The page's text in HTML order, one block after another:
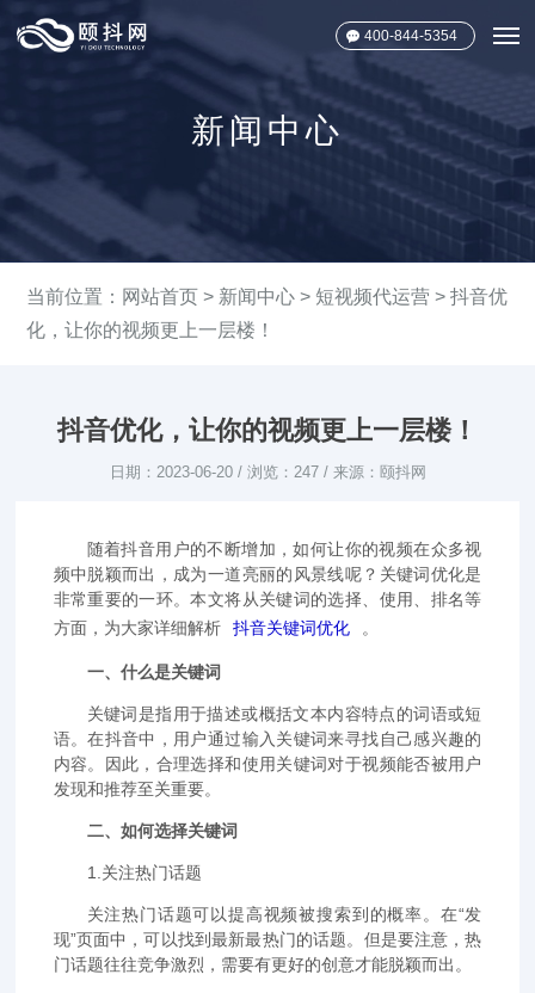
400-844-5354
新闻中心
当前位置： 网站首页 > 新闻中心 > 短视频代运营 > 抖音优
化，让你的视频更上一层楼！
抖音优化，让你的视频更上一层楼！
日期：2023-06-20 / 浏览：247 / 来源：颐抖网
随着抖音用户的不断增加，如何让你的视频在众多视
频中脱颖而出，成为一道亮丽的风景线呢？关键词优化是
非常重要的一环。本文将从关键词的选择、使用、排名等
方面，为大家详细解析
抖音关键词优化 。
一、什么是关键词
关键词是指用于描述或概括文本内容特点的词语或短
语。在抖音中，用户通过输入关键词来寻找自己感兴趣的
内容。因此，合理选择和使用关键词对于视频能否被用户
发现和推荐至关重要。
二、如何选择关键词
1.关注热门话题
关注热门话题可以提高视频被搜索到的概率。在“发
现”页面中，可以找到最新最热门的话题。但是要注意，热
门话题往往竞争激烈，需要有更好的创意才能脱颖而出。